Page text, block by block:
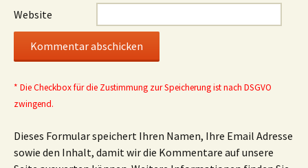
Website
* Die Checkbox für die Zustimmung zur Speicherung ist nach DSGVO
zwingend.
Dieses Formular speichert Ihren Namen, Ihre Email Adresse
sowie den Inhalt, damit wir die Kommentare auf unsere